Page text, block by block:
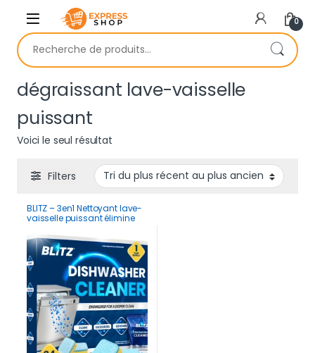
Skip to navigation
Skip to content
0
Recherche pour :
dégraissant lave-vaisselle
puissant
Voici le seul résultat
Filters
BLITZ – 3en1 Nettoyant lave-
vaisselle puissant élimine
odeurs